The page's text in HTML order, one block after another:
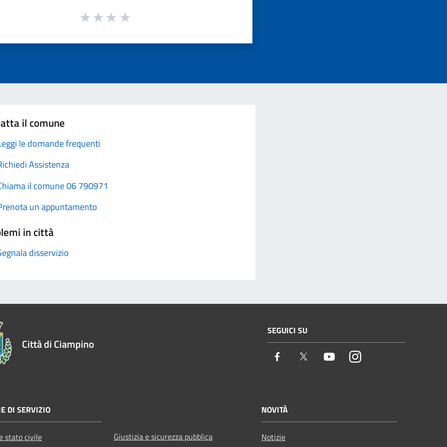
il comune
le domande frequenti
Assistenza
il comune 06 790971
un appuntamento
in città
disservizio
Città di Ciampino
SEGUICI SU
Facebook Twitter YoutubeInstagram
DI SERVIZIO
stato civile
Giustizia e sicurezza pubblica
NOVITÀ
Notizie